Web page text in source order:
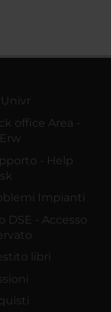
office Area -
- Help
Impianti
DSE - Accesso
libri